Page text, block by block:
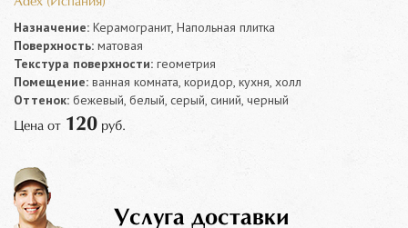
Назначение: Керамогранит, Напольная плитка
Поверхность: матовая
Текстура поверхности: геометрия
Помещение: ванная комната, коридор, кухня, холл
Оттенок: бежевый, белый, серый, синий, черный
Цена от 120 руб.
Услуга доставки